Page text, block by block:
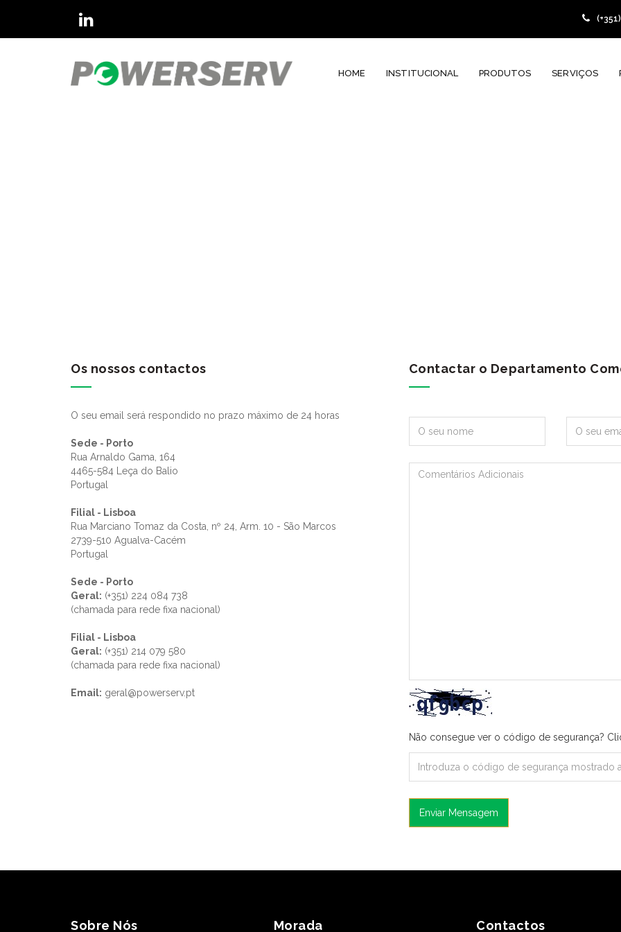
HOME INSTITUCIONAL PRODUTOS SERVIÇOS
Os nossos contactos
O seu email será respondido no prazo máximo de 24 horas
Sede - Porto
Rua Arnaldo Gama, 164
4465-584 Leça do Balio
Portugal
Filial - Lisboa
Rua Marciano Tomaz da Costa, nº 24, Arm. 10 - São Marcos
2739-510 Agualva-Cacém
Portugal
Sede - Porto
Geral: (+351) 224 084 738
(chamada para rede fixa nacional)
Filial - Lisboa
Geral: (+351) 214 079 580
(chamada para rede fixa nacional)
Email: geral@powerserv.pt
Contactar o Departamento
Não consegue ver o código de segurança?
Enviar Mensagem
Sobre Nós Morada Contactos